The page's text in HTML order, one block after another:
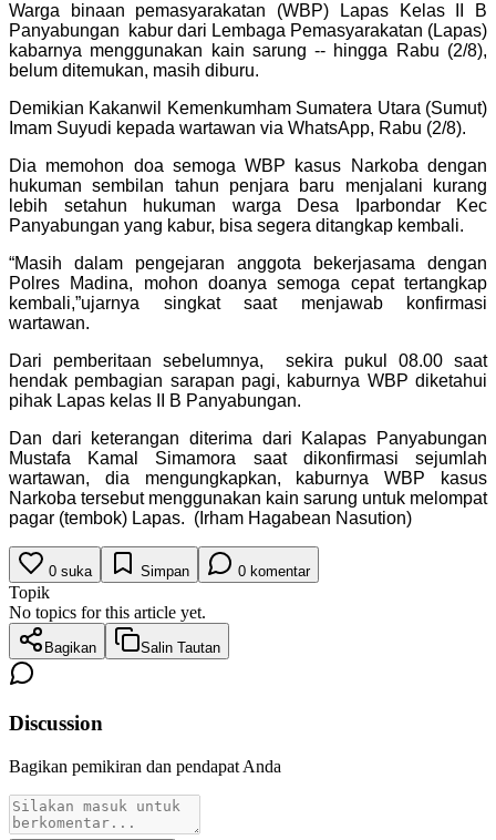
Warga binaan pemasyarakatan (WBP) Lapas Kelas II B
Panyabungan kabur dari Lembaga Pemasyarakatan (Lapas)
kabarnya menggunakan kain sarung -- hingga Rabu (2/8),
belum ditemukan, masih diburu.
Demikian Kakanwil Kemenkumham Sumatera Utara (Sumut)
Imam Suyudi kepada wartawan via WhatsApp, Rabu (2/8).
Dia memohon doa semoga WBP kasus Narkoba dengan
hukuman sembilan tahun penjara baru menjalani kurang
lebih setahun hukuman warga Desa Iparbondar Kec
Panyabungan yang kabur, bisa segera ditangkap kembali.
“Masih dalam pengejaran anggota bekerjasama dengan
Polres Madina, mohon doanya semoga cepat tertangkap
kembali,”ujarnya singkat saat menjawab konfirmasi
wartawan.
Dari pemberitaan sebelumnya, sekira pukul 08.00 saat
hendak pembagian sarapan pagi, kaburnya WBP diketahui
pihak Lapas kelas II B Panyabungan.
Dan dari keterangan diterima dari Kalapas Panyabungan
Mustafa Kamal Simamora saat dikonfirmasi sejumlah
wartawan, dia mengungkapkan, kaburnya WBP kasus
Narkoba tersebut menggunakan kain sarung untuk melompat
pagar (tembok) Lapas. (Irham Hagabean Nasution)
0 suka Simpan 0 komentar
Topik
No topics for this article yet.
Bagikan Salin Tautan
Discussion
Bagikan pemikiran dan pendapat Anda